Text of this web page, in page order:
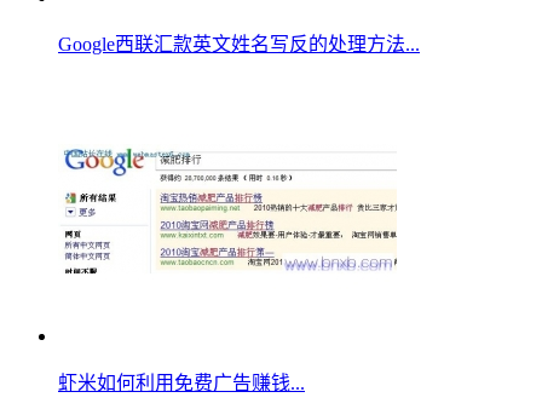
Google西联汇款英文姓名写反的处理方法...
虾米如何利用免费广告赚钱...